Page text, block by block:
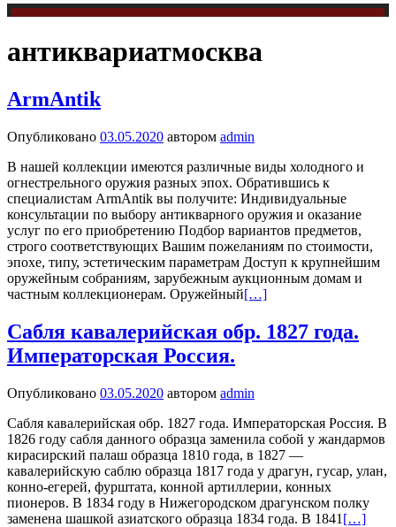
антиквариатмосква
ArmAntik
Опубликовано 03.05.2020 автором admin
В нашей коллекции имеются различные виды холодного и
огнестрельного оружия разных эпох. Обратившись к
специалистам ArmAntik вы получите: Индивидуальные
консультации по выбору антикварного оружия и оказание
услуг по его приобретению Подбор вариантов предметов,
строго соответствующих Вашим пожеланиям по стоимости,
эпохе, типу, эстетическим параметрам Доступ к крупнейшим
оружейным собраниям, зарубежным аукционным домам и
частным коллекционерам. Оружейный[…]
Сабля кавалерийская обр. 1827 года.
Императорская Россия.
Опубликовано 03.05.2020 автором admin
Сабля кавалерийская обр. 1827 года. Императорская Россия. В
1826 году сабля данного образца заменила собой у жандармов
кирасирский палаш образца 1810 года, в 1827 —
кавалерийскую саблю образца 1817 года у драгун, гусар, улан,
конно-егерей, фурштата, конной артиллерии, конных
пионеров. В 1834 году в Нижегородском драгунском полку
заменена шашкой азиатского образца 1834 года. В 1841 […]